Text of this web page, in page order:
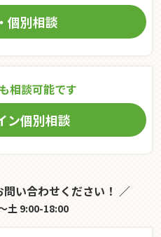
個別相談
相談可能です
ン個別相談
い合わせください！ ／
土 9:00-18:00